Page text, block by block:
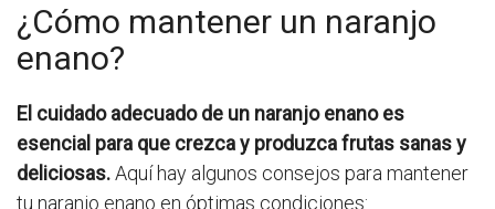
¿Cómo mantener un naranjo
enano?
El cuidado adecuado de un naranjo enano es
esencial para que crezca y produzca frutas sanas y
deliciosas.Aquí hay algunos consejos para mantener
tu naranjo enano en óptimas condiciones: